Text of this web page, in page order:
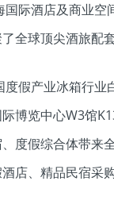
国际酒店及商业空
全球顶尖酒旅配
度假产业冰箱行业
博览中心W3馆
度假综合体带来
店、精品民宿采